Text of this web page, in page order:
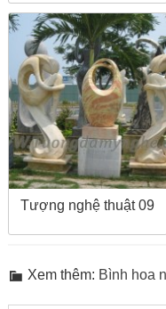
Tượng nghệ thuật 09
Xem thêm: Bình hoa